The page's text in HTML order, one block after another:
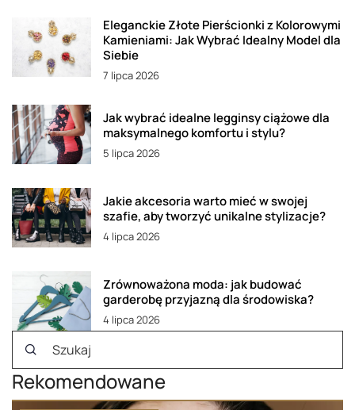
Eleganckie Złote Pierścionki z Kolorowymi
Kamieniami: Jak Wybrać Idealny Model dla
Siebie
7 lipca 2026
Jak wybrać idealne legginsy ciążowe dla
maksymalnego komfortu i stylu?
5 lipca 2026
Jakie akcesoria warto mieć w swojej
szafie, aby tworzyć unikalne stylizacje?
4 lipca 2026
Zrównoważona moda: jak budować
garderobę przyjazną dla środowiska?
4 lipca 2026
Rekomendowane